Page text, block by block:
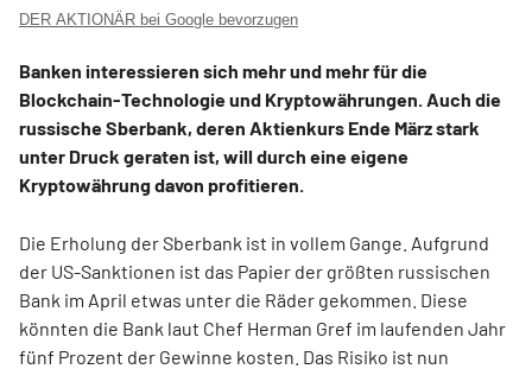
DER AKTIONÄR bei Google bevorzugen
Banken interessieren sich mehr und mehr für die
Blockchain-Technologie und Kryptowährungen. Auch die
russische Sberbank, deren Aktienkurs Ende März stark
unter Druck geraten ist, will durch eine eigene
Kryptowährung davon profitieren.
Die Erholung der Sberbank ist in vollem Gange. Aufgrund
der US-Sanktionen ist das Papier der größten russischen
Bank im April etwas unter die Räder gekommen. Diese
könnten die Bank laut Chef Herman Gref im laufenden Jahr
fünf Prozent der Gewinne kosten. Das Risiko ist nun